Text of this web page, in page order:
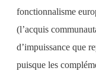
fonctionnalisme
(l’acquis
d’impuissance que
puisque les